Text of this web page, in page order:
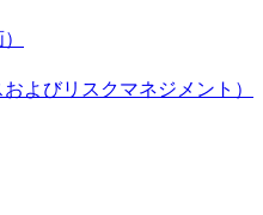
よびリスクマネジメント）